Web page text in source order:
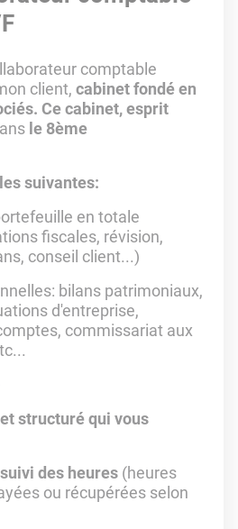
comptable
client, cabinet fondé en
Ce cabinet, esprit
le 8ème
suivantes:
en totale
fiscales, révision,
conseil client...)
bilans patrimoniaux,
d'entreprise,
commissariat aux
structuré qui vous
des heures (heures
ou récupérées selon